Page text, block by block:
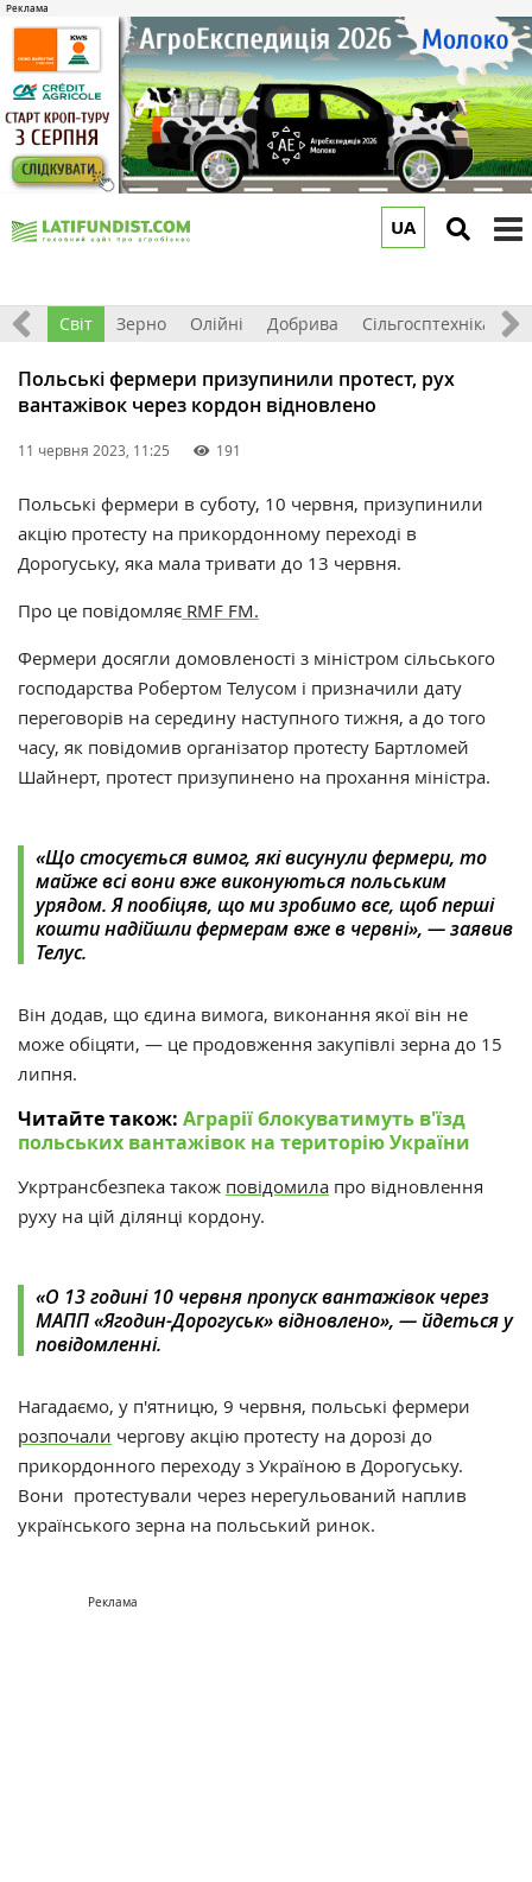
UA
Світ Зерно Олійні Добрива Сільгосптехніка
Польські фермери призупинили протест, рух
вантажівок через кордон відновлено
11 червня 2023, 11:25 191
Польські фермери в суботу, 10 червня, призупинили
акцію протесту на прикордонному переході в
Дорогуську, яка мала тривати до 13 червня.
Про це повідомляє RMF FM.
Фермери досягли домовленості з міністром сільського
господарства Робертом Телусом і призначили дату
переговорів на середину наступного тижня, а до того
часу, як повідомив організатор протесту Бартломей
Шайнерт, протест призупинено на прохання міністра.
«Що стосується вимог, які висунули фермери, то
майже всі вони вже виконуються польським
урядом. Я пообіцяв, що ми зробимо все, щоб перші
кошти надійшли фермерам вже в червні», —заявив
Телус.
Він додав, що єдина вимога, виконання якої він не
може обіцяти, — це продовження закупівлі зерна до 15
липня.
Читайте також: Аграрії блокуватимуть в'їзд
польських вантажівок на територію України
Укртрансбезпека також повідомила про відновлення
руху на цій ділянці кордону.
«О 13 годині 10 червня пропуск вантажівок через
МАПП «Ягодин-Дорогуськ» відновлено», — йдеться у
повідомленні.
Нагадаємо, у п'ятницю, 9 червня, польські фермери
розпочали чергову акцію протесту на дорозі до
прикордонного переходу з Україною в Дорогуську.
Вони протестували через нерегульований наплив
українського зерна на польський ринок.
Реклама